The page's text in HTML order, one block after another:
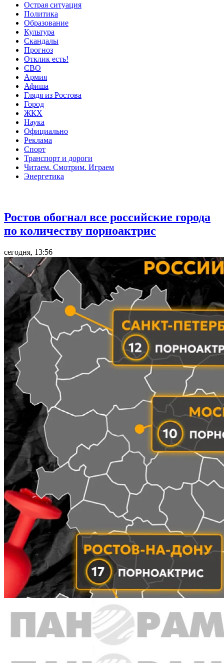
Острая ситуация
Политика
Образование
Культура
Скандалы
Прогноз
Отклик есть!
СВО
Армия
Афиша
Глядя из Ростова
Город
ЖКХ
Наука
Официально
Реклама
Спорт
Транспорт и дороги
Читаем. Смотрим. Играем
Энергетика
Ростов обогнал все российские города
по количеству порноактрис
сегодня, 13:56